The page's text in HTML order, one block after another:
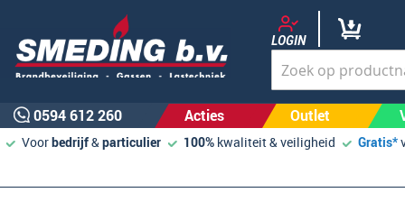
LOGIN
0594 612 260 Acties Outlet
Voorbedrijf&particulier 100% kwaliteit & veiligheid Gratis*